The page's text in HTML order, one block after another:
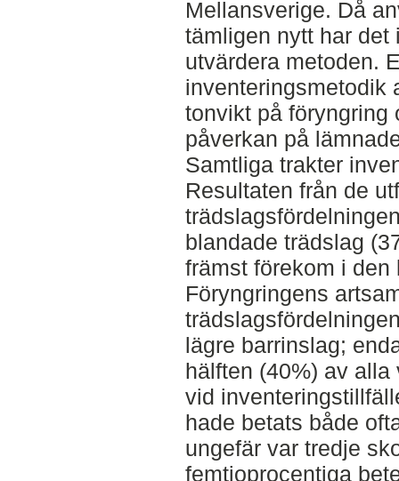
Mellansverige. Då
tämligen nytt har det
utvärdera metoden.
inventeringsmetodik
tonvikt på föryngring
påverkan på
Samtliga trakter
Resultaten från de
blandade trädslag
främst förekom i
Föryngringens
lägre barrinslag;
hälften (40%) av
vid
hade betats både
ungefär var tredje
femtioprocentiga